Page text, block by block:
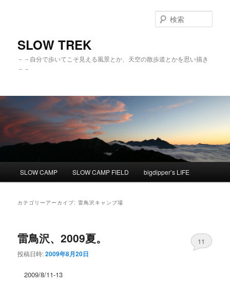
SLOW TREK
－－自分で歩いてこそ見える風景とか、天空の散歩道とかを思い描き
－－
索
メ
コ
サ
ン
SLOW CAMP SLOW CAMP FIELD bigdipper’s LIFE
カテゴリーアーカイブ:雷鳥沢キャンプ場
雷鳥沢、2009夏。
投稿日時:2009年8月20日
11
2009/8/11-13